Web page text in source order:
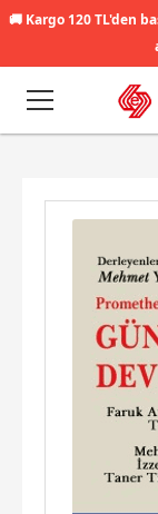
🚚 Kargo 120 TL'den